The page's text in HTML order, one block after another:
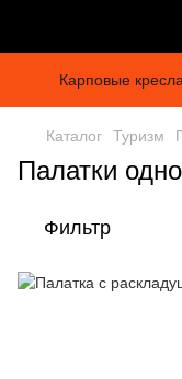
Карповые
Каталог Туризм
Палатки
Фильтр